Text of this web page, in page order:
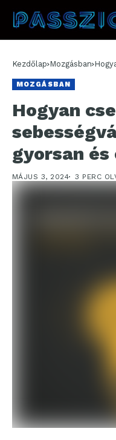
Kezdőlap Mozgásban
MOZGÁSBAN
Hogyan
gyorsan és
MÁJUS 3, 2024 3 PERC